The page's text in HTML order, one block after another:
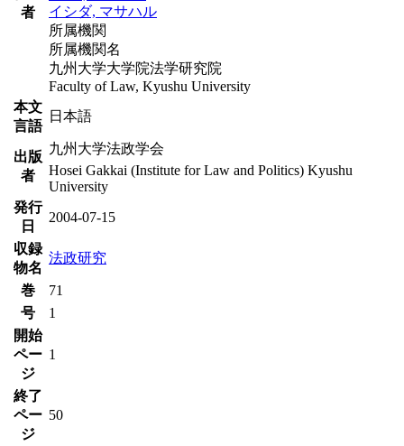
者
イシダ, マサハル
所属機関
所属機関名
九州大学大学院法学研究院
Faculty of Law, Kyushu University
本文
言語
日本語
出版
者
九州大学法政学会
Hosei Gakkai (Institute for Law and Politics) Kyushu
University
発行
日
2004-07-15
収録
物名
法政研究
巻
71
号
1
開始
ペー
ジ
1
終了
ペー
ジ
50